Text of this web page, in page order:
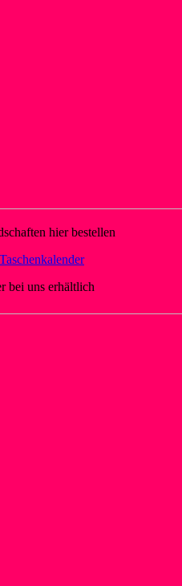
hier bestellen
bei uns erhältlich